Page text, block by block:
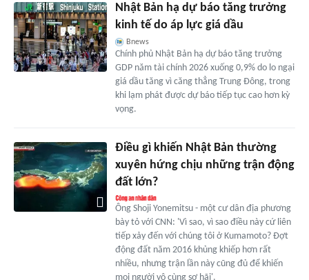
Nhật Bản hạ dự báo tăng trưởng
kinh tế do áp lực giá dầu
Bnews
Chính phủ Nhật Bản hạ dự báo tăng trưởng
GDP năm tài chính 2026 xuống 0,9% do lo ngại
giá dầu tăng vì căng thẳng Trung Đông, trong
khi lạm phát được dự báo tiếp tục cao hơn kỳ
vọng.
Điều gì khiến Nhật Bản thường
xuyên hứng chịu những trận động
đất lớn?
Ông Shoji Yonemitsu - một cư dân địa phương
bày tỏ với CNN: 'Vì sao, vì sao điều này cứ liên
tiếp xảy đến với chúng tôi ở Kumamoto? Đợt
động đất năm 2016 khủng khiếp hơn rất
nhiều, nhưng trận lần này cũng đủ để khiến
mọi người vô cùng sợ hãi'.